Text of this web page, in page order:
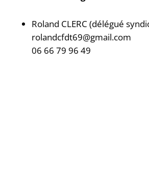
Roland CLERC (délégué
rolandcfdt69@gmail.com
06 66 79 96 49